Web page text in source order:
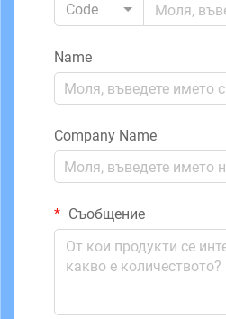
Code
Name
Company Name
Съобщение